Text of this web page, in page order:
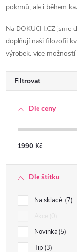
pokrmů, ale i během
Na DOKUCH.CZ jsme
doplňují naši filozofii
výrobek, více
Filtrovat
Dle ceny
1990 Kč
Dle štítku
Na skladě 7
Novinka 5
Tip 3